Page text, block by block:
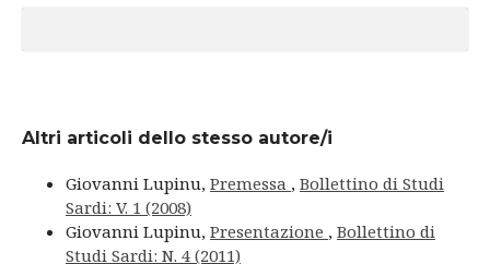
Altri articoli dello stesso autore/i
Giovanni Lupinu, Premessa , Bollettino di Studi
Sardi: V. 1 (2008)
Giovanni Lupinu, Presentazione , Bollettino di
Studi Sardi: N. 4 (2011)